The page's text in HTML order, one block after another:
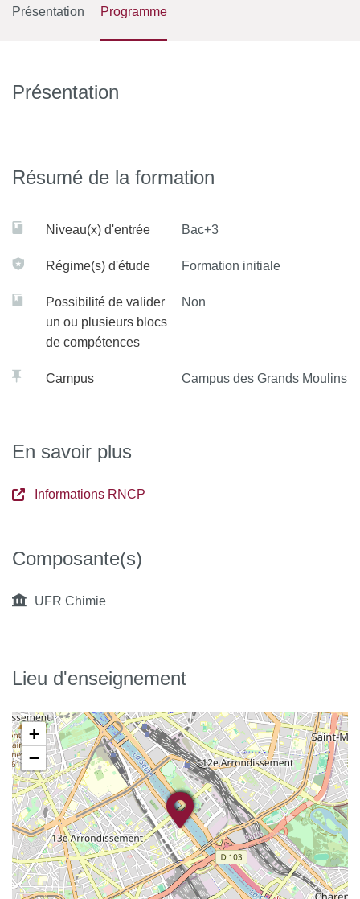
Présentation Programme
Présentation
Résumé de la formation
Niveau(x) d'entrée Bac+3
Régime(s) d'étude Formation initiale
Possibilité de valider
un ou plusieurs blocs
de compétences
Non
Campus Campus des Grands Moulins
En savoir plus
Informations RNCP
Composante(s)
UFR Chimie
Lieu d'enseignement
+
−